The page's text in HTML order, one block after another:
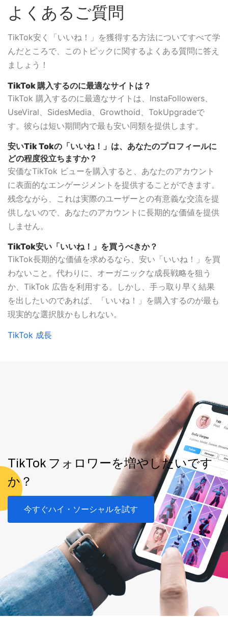
よくあるご質問
TikTok安く「いいね！」を獲得する方法についてすべて学
んだところで、このトピックに関するよくある質問に答え
ましょう！
TikTok 購入するのに最適なサイトは？
TikTok 購入するのに最適なサイトは、InstaFollowers、
UseViral、SidesMedia、Growthoid、TokUpgradeで
す。彼らは短い期間内で最も安い同類を提供します。
安いTik Tokの「いいね！」は、あなたのプロフィールに
どの程度役立ちますか？
安価なTikTok ビューを購入すると、あなたのアカウント
に表面的なエンゲージメントを提供することができます。
残念ながら、これは実際のユーザーとの有意義な交流を提
供しないので、あなたのアカウントに長期的な価値を提供
しません。
TikTok安い「いいね！」を買うべきか？
TikTok長期的な価値を求めるなら、安い「いいね！」を買
わないこと。代わりに、オーガニックな成長戦略を狙う
か、TikTok 広告を利用する。しかし、手っ取り早く結果
を出したいのであれば、「いいね！」を購入するのが最も
現実的な選択肢かもしれない。
TikTok 成長
TikTok フォロワーを増やしたいです
か？
今すぐハイ・ソーシャルを試す